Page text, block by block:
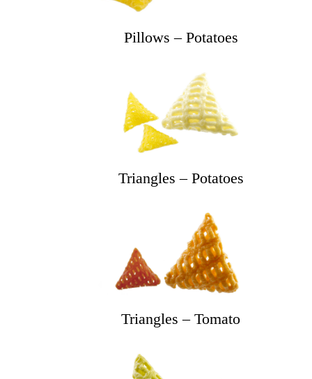
Pillows – Potatoes
Triangles – Potatoes
Triangles – Tomato